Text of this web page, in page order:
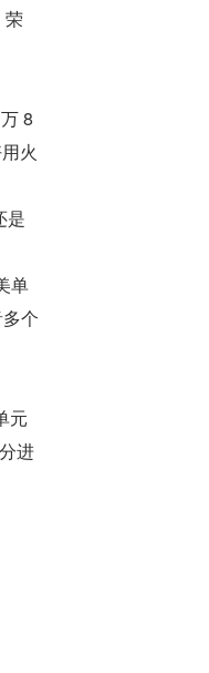
荣
8
火
是
单
个
元
进